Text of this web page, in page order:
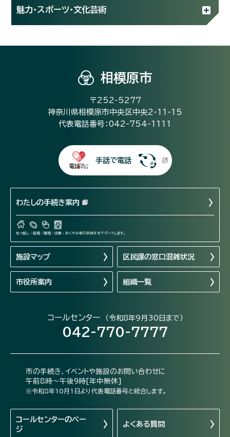
魅力・スポーツ・文化芸術
相模原市
〒252-5277
神奈川県相模原市中央区中央2-11-15
代表電話番号：042-754-1111
手話で電話
わたしの手続き案内
引っ越し / 結婚 / 離婚 / 出産 / おくやみ等の手続きをサポートします。
施設マップ 区民課の窓口混雑状況
市役所案内 組織一覧
コールセンター （令和8年9月30日まで）
042-770-7777
市の手続き、イベントや施設のお問い合わせに
午前8時～午後9時[年中無休]
※令和8年10月1日より代表電話番号と統合します。
コールセンターのペー
ジ
よくある質問